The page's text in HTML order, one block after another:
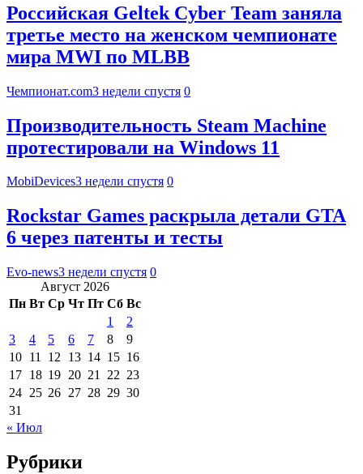
Российская Geltek Cyber Team заняла
третье место на женском чемпионате
мира MWI по MLBB
Чемпионат.com3 недели спустя 0
Производительность Steam Machine
протестировали на Windows 11
MobiDevices3 недели спустя 0
Rockstar Games раскрыла детали GTA
6 через патенты и тесты
Evo-news3 недели спустя 0
Август 2026
Пн Вт Ср Чт Пт Сб Вс
1
2
3
4 5 6 7 8
9
10 11 12 13 14 15 16
17 18 19 20 21 22 23
24 25 26 27 28 29 30
31
« Июл
Рубрики